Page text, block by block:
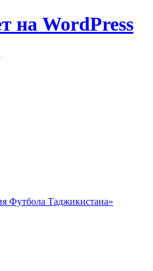
на WordPress
Футбола Таджикистана»